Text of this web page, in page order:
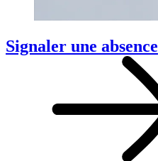
Signaler une absence